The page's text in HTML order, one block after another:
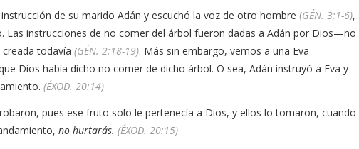
de su marido Adán y escuchó la voz de otro hombre (GÉN. 3:1-6),
Las instrucciones de no comer del árbol fueron dadas a Adán por Dios—no
creada todavía(GÉN. 2:18-19). Más sin embargo, vemos a una Eva
Dios había dicho no comer de dicho árbol. O sea, Adán instruyó a Eva y
(ÉXOD. 20:14)
pues ese fruto solo le pertenecía a Dios, y ellos lo tomaron, cuando
no hurtarás. (ÉXOD. 20:15)